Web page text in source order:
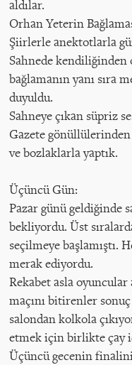
aldılar.
Orhan Yeterin
Şiirlerle anektotlarla
Sahnede kendiliğinden
bağlamanın yanı sıra
duyuldu.
Sahneye çıkan süpriz
Gazete gönüllülerinden
ve bozlaklarla yaptık.
Üçüncü Gün:
Pazar günü geldiğinde
bekliyordu. Üst
seçilmeye başlamıştı.
merak ediyordu.
Rekabet asla
maçını bitirenler
salondan kolkola
etmek için birlikte çay
Üçüncü gecenin